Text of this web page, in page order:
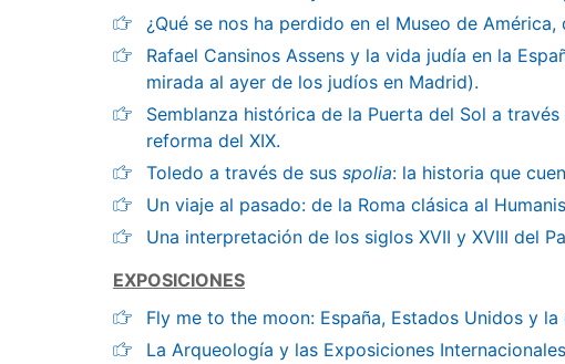
¿Qué se nos ha perdido en el Museo de América,
Rafael Cansinos Assens y la vida judía en la
mirada al ayer de los judíos en Madrid).
Semblanza histórica de la Puerta del Sol a
reforma del XIX.
Toledo a través de sus spolia: la historia que
Un viaje al pasado: de la Roma clásica al
Una interpretación de los siglos XVII y XVIII del
EXPOSICIONES
Fly me to the moon: España, Estados Unidos y la
La Arqueología y las Exposiciones